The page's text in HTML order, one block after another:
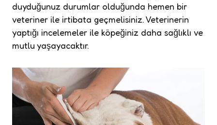
duyduğunuz durumlar olduğunda hemen bir
veteriner ile irtibata geçmelisiniz. Veterinerin
yaptığı incelemeler ile köpeğiniz daha sağlıklı ve
mutlu yaşayacaktır.